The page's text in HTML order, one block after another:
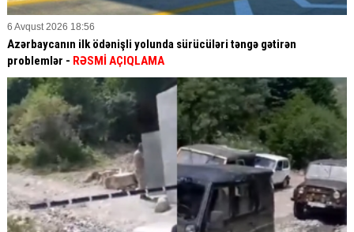
6 Avqust 2026 18:56
Azərbaycanın ilk ödənişli yolunda sürücüləri təngə gətirən
problemlər - RƏSMİ AÇIQLAMA